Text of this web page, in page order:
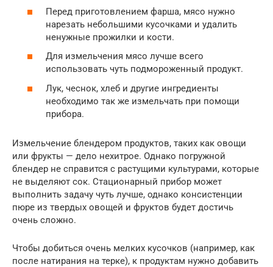
Перед приготовлением фарша, мясо нужно
нарезать небольшими кусочками и удалить
ненужные прожилки и кости.
Для измельчения мясо лучше всего
использовать чуть подмороженный продукт.
Лук, чеснок, хлеб и другие ингредиенты
необходимо так же измельчать при помощи
прибора.
Измельчение блендером продуктов, таких как овощи
или фрукты — дело нехитрое. Однако погружной
блендер не справится с растущими культурами, которые
не выделяют сок. Стационарный прибор может
выполнить задачу чуть лучше, однако консистенции
пюре из твердых овощей и фруктов будет достичь
очень сложно.
Чтобы добиться очень мелких кусочков (например, как
после натирания на терке), к продуктам нужно добавить